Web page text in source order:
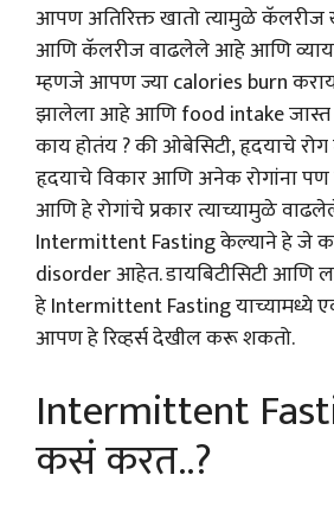
आपण अतिरिक्त खातो त्यामुळे
आणि कॅलरीज वाढलेले आहे आणि
म्हणजे आपण ज्या calories burn
झालेला आहे आणि food intake
काय होतंय ? की ओबेसिटी, हृदयाचे
हृदयाचे विकार आणि अनेक रोगांना पण
आणि हे रोगांचे प्रकार त्याच्यामुळे
Intermittent Fasting केल्याने हे जे
disorder आहेत. डायबिटीसिटी आणि
हे Intermittent Fasting याच्यामध्ये
आपण हे रिव्हर्स देखील करू शकतो.
Intermittent
कसं करत..?